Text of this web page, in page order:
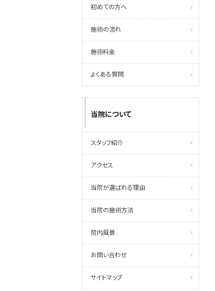
初めての方へ
施術の流れ
施術料金
よくある質問
当院について
スタッフ紹介
アクセス
当院が選ばれる理由
当院の施術方法
院内風景
お問い合わせ
サイトマップ